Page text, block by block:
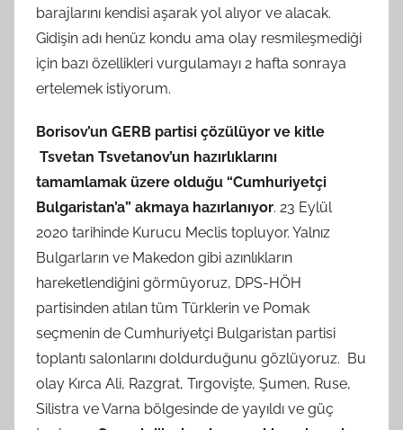
barajlarını kendisi aşarak yol alıyor ve alacak.
Gidişin adı henüz kondu ama olay resmileşmediği
için bazı özellikleri vurgulamayı 2 hafta sonraya
ertelemek istiyorum.
Borisov’un GERB partisi çözülüyor ve kitle
Tsvetan Tsvetanov’un hazırlıklarını
tamamlamak üzere olduğu “Cumhuriyetçi
Bulgaristan’a” akmaya hazırlanıyor. 23 Eylül
2020 tarihinde Kurucu Meclis topluyor. Yalnız
Bulgarların ve Makedon gibi azınlıkların
hareketlendiğini görmüyoruz, DPS-HÖH
partisinden atılan tüm Türklerin ve Pomak
seçmenin de Cumhuriyetçi Bulgaristan partisi
toplantı salonlarını doldurduğunu gözlüyoruz. Bu
olay Kırca Ali, Razgrat, Tırgovişte, Şumen, Ruse,
Silistra ve Varna bölgesinde de yayıldı ve güç